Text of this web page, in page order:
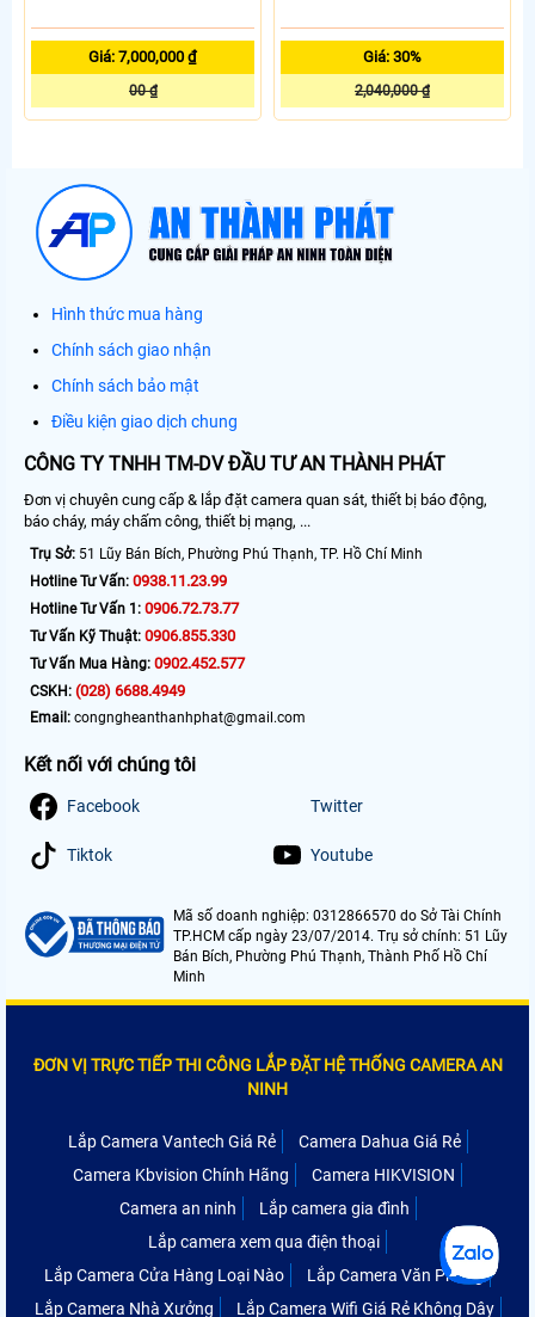
Giá: 7,000,000 ₫
00 ₫
Giá: 30%
2,040,000 ₫
Hình thức mua hàng
Chính sách giao nhận
Chính sách bảo mật
Điều kiện giao dịch chung
CÔNG TY TNHH TM-DV ĐẦU TƯ AN THÀNH PHÁT
Đơn vị chuyên cung cấp & lắp đặt camera quan sát, thiết bị báo động,
báo cháy, máy chấm công, thiết bị mạng, ...
Trụ Sở: 51 Lũy Bán Bích, Phường Phú Thạnh, TP. Hồ Chí Minh
Hotline Tư Vấn: 0938.11.23.99
Hotline Tư Vấn 1: 0906.72.73.77
Tư Vấn Kỹ Thuật: 0906.855.330
Tư Vấn Mua Hàng: 0902.452.577
CSKH: (028) 6688.4949
Email: congngheanthanhphat@gmail.com
Kết nối với chúng tôi
Facebook Twitter
Tiktok Youtube
Mã số doanh nghiệp: 0312866570 do Sở Tài Chính
TP.HCM cấp ngày 23/07/2014. Trụ sở chính: 51 Lũy
Bán Bích, Phường Phú Thạnh, Thành Phố Hồ Chí
Minh
ĐƠN VỊ TRỰC TIẾP THI CÔNG LẮP ĐẶT HỆ THỐNG CAMERA AN
NINH
Lắp Camera Vantech Giá Rẻ
Camera Dahua Giá Rẻ
Camera Kbvision Chính Hãng
Camera HIKVISION
Camera an ninh
Lắp camera gia đình
Lắp camera xem qua điện thoại
Lắp Camera Cửa Hàng Loại Nào
Lắp Camera Văn Phòng
Lắp Camera Nhà Xưởng
Lắp Camera Wifi Giá Rẻ Không Dây